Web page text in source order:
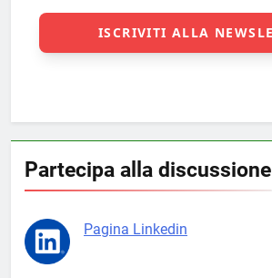
Partecipa alla discussione
Pagina Linkedin